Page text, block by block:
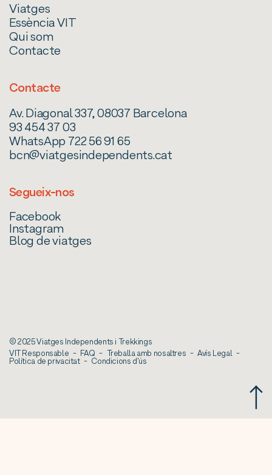
Viatges
Essència VIT
Qui som
Contacte
Contacte
Av. Diagonal 337, 08037 Barcelona
93 454 37 03
WhatsApp 722 56 91 65
bcn@viatgesindependents.cat
Segueix-nos
Facebook
Instagram
Blog de viatges
© 2025 Viatges Independents i Trekkings
VIT Responsable
FAQ Treballa amb nosaltres Avís Legal
Política de privacitat Condicions d'ús